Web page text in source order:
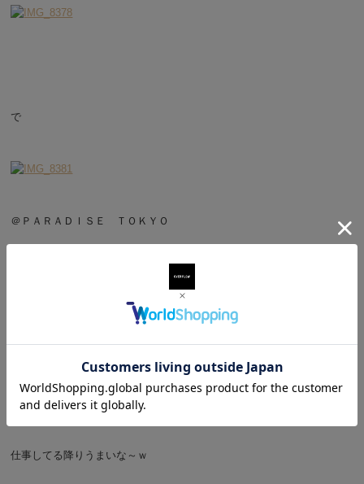
で
＠ＰＡＲＡＤＩＳＥ ＴＯＫＹＯ
仕事してる降りうまいな～ｗ